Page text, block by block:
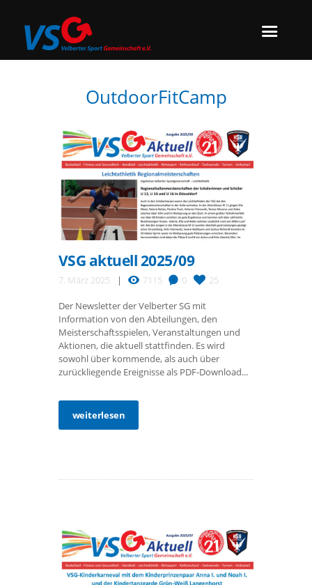
OutdoorFitCamp
VSG aktuell 2025/09
7. März 2025 7115 0 25
Der Newsletter der Velberter SG mit
Information von den Abteilungen, den
Meisterschaftsspielen, Veranstaltungen und
Aktionen, die aktuell stattfinden. Es wird
sowohl über kommende, als auch über
zurückliegende Ereignisse als PDF-Download...
weiterlesen